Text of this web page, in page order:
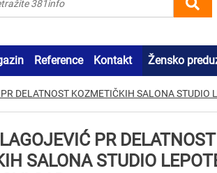
Reference Kontakt Žensko
DELATNOST KOZMETIČKIH SALONA STUDIO
PR DELATNOST
SALONA STUDIO